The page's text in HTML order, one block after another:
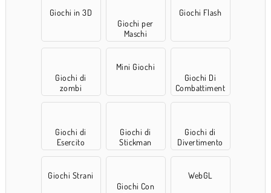
Giochi in 3D
Giochi per
Maschi
Giochi Flash
Giochi di
zombi
Mini Giochi
Giochi Di
Combattiment
o
Giochi di
Esercito
Giochi di
Stickman
Giochi di
Divertimento
Giochi Strani
Giochi Con
WebGL